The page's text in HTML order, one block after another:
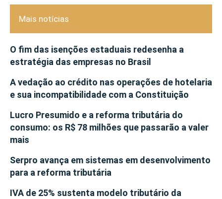
Mais notícias
O fim das isenções estaduais redesenha a
estratégia das empresas no Brasil
A vedação ao crédito nas operações de hotelaria
e sua incompatibilidade com a Constituição
Lucro Presumido e a reforma tributária do
consumo: os R$ 78 milhões que passarão a valer
mais
Serpro avança em sistemas em desenvolvimento
para a reforma tributária
IVA de 25% sustenta modelo tributário da